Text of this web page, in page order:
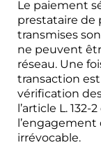
Le paiement
prestataire de
transmises
ne peuvent
réseau. Une
transaction
vérification
l’article L.
l’engagement
irrévocable.